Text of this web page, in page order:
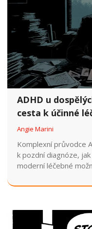
ADHD u
cesta k účinné
Angie Marini
Komplexní průvodce
k pozdní diagnóze,
moderní léčebné